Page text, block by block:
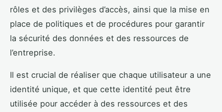
rôles et des privilèges d’accès, ainsi que la mise en
place de politiques et de procédures pour garantir
la sécurité des données et des ressources de
l’entreprise.
Il est crucial de réaliser que chaque utilisateur a une
identité unique, et que cette identité peut être
utilisée pour accéder à des ressources et des